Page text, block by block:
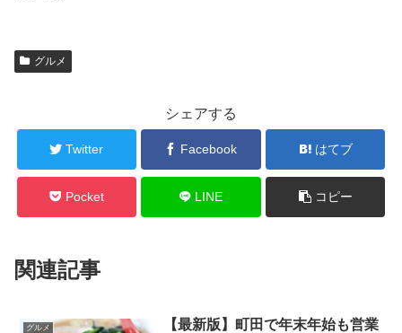
グルメ
シェアする
Twitter Facebook はてブ
Pocket LINE コピー
関連記事
グルメ
【最新版】町田で年末年始も営業